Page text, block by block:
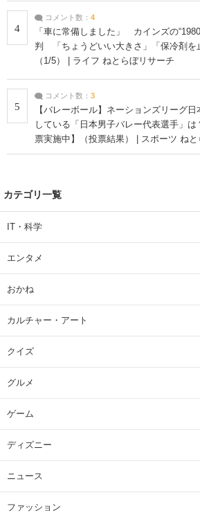
4
コメント数： 4
「車に常備しました」 カインズの
判 「ちょうどいい大きさ」「保冷剤を
（1/5） | ライフ ねとらぼリサーチ
5
コメント数： 3
【バレーボール】ネーションズリーグ
している「日本男子バレー代表選手」
票実施中】（投票結果） | スポーツ ねと
カテゴリ一覧
IT・科学
エンタメ
おかね
カルチャー・アート
クイズ
グルメ
ゲーム
ディズニー
ニュース
ファッション